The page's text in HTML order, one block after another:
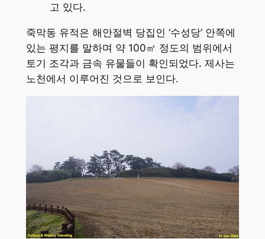
고 있다.
죽막동 유적은 해안절벽 당집인 ‘수성당’ 안쪽에
있는 평지를 말하며 약 100㎡ 정도의 범위에서
토기 조각과 금속 유물들이 확인되었다. 제사는
노천에서 이루어진 것으로 보인다.